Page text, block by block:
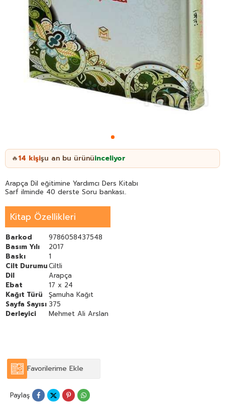
🔥14 kişişu an bu ürünüinceliyor
Arapça Dil eğitimine Yardımcı Ders Kitabı
Sarf ilminde 40 derste Soru bankası..
Kitap Özellikleri
Barkod
9786058437548
Basım Yılı
2017
Baskı
1
Cilt DurumuCiltli
Dil
Arapça
Ebat
17 x 24
Kağıt Türü
Şamuha Kağıt
Sayfa Sayısı 375
Derleyici
Mehmet Ali Arslan
Favorilerime Ekle
Paylaş